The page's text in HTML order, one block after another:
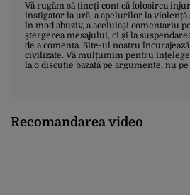
Vă rugăm să țineți cont că folosirea
instigator la ură, a apelurilor la violență
în mod abuziv, a aceluiași comentariu
ștergerea mesajului, ci și la
de a comenta. Site-ul nostru
civilizate. Vă mulțumim pentru
la o discuție bazată pe argumente, nu
Recomandarea video